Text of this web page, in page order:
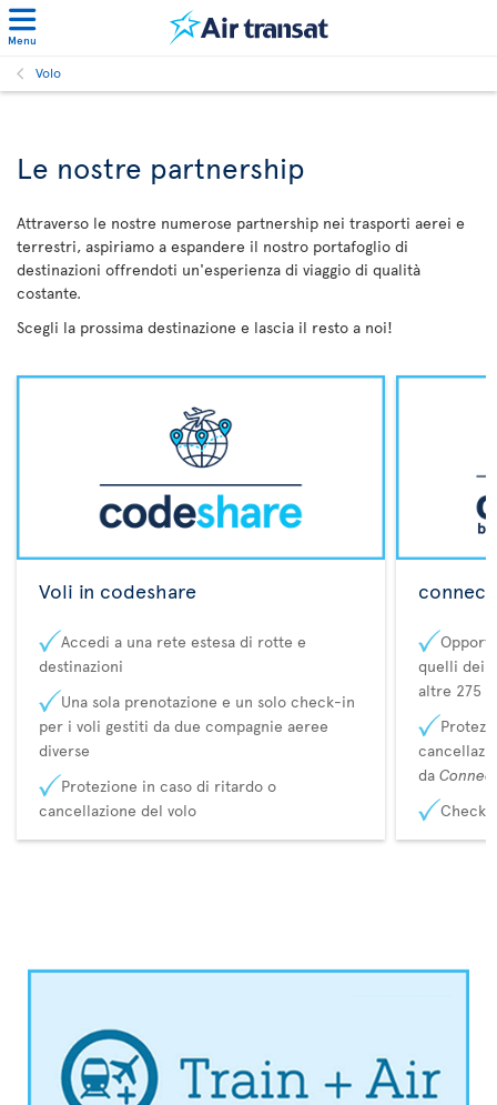
Menu
Volo
Le nostre partnership
Attraverso le nostre numerose partnership nei trasporti aerei e
terrestri, aspiriamo a espandere il nostro portafoglio di
destinazioni offrendoti un'esperienza di viaggio di qualità
costante.
Scegli la prossima destinazione e lascia il resto a noi!
Voli in codeshare
Accedi a una rete estesa di rotte e
destinazioni
Una sola prenotazione e un solo check-in
per i voli gestiti da due compagnie aeree
diverse
Protezione in caso di ritardo o
cancellazione del volo
quelli dei
altre 275
da
Check-